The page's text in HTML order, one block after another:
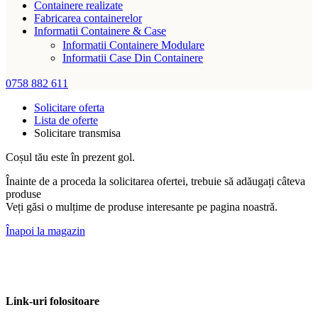
Containere realizate
Fabricarea containerelor
Informatii Containere & Case
Informatii Containere Modulare
Informatii Case Din Containere
0758 882 611
Solicitare oferta
Lista de oferte
Solicitare transmisa
Coșul tău este în prezent gol.
Înainte de a proceda la solicitarea ofertei, trebuie să adăugați câteva
produse
Veți găsi o mulțime de produse interesante pe pagina noastră.
Înapoi la magazin
Link-uri folositoare